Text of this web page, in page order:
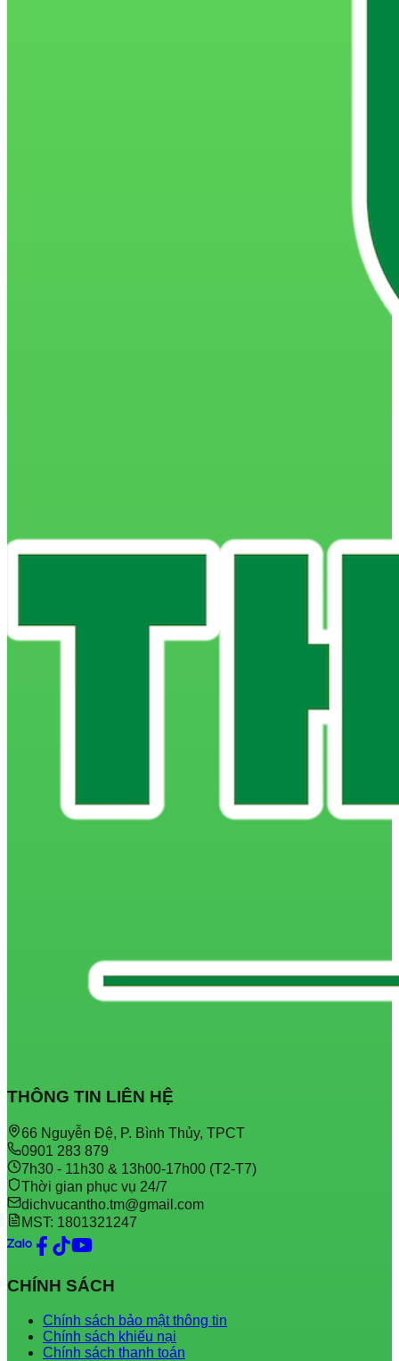
THÔNG TIN LIÊN HỆ
66 Nguyễn Đệ, P. Bình Thủy, TPCT
0901 283 879
7h30 - 11h30 & 13h00-17h00 (T2-T7)
Thời gian phục vụ 24/7
dichvucantho.tm@gmail.com
MST: 1801321247
CHÍNH SÁCH
Chính sách bảo mật thông tin
Chính sách khiếu nại
Chính sách thanh toán